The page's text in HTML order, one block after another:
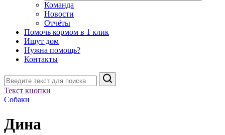
Команда
Новости
Отчёты
Помочь кормом в 1 клик
Ищут дом
Нужна помощь?
Контакты
Поиск
Текст кнопки
Собаки
Дина